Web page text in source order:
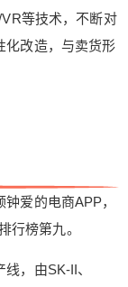
等技术，不断对
化改造，与卖货形
爱的电商APP，
行榜第九。
，由SK-II、